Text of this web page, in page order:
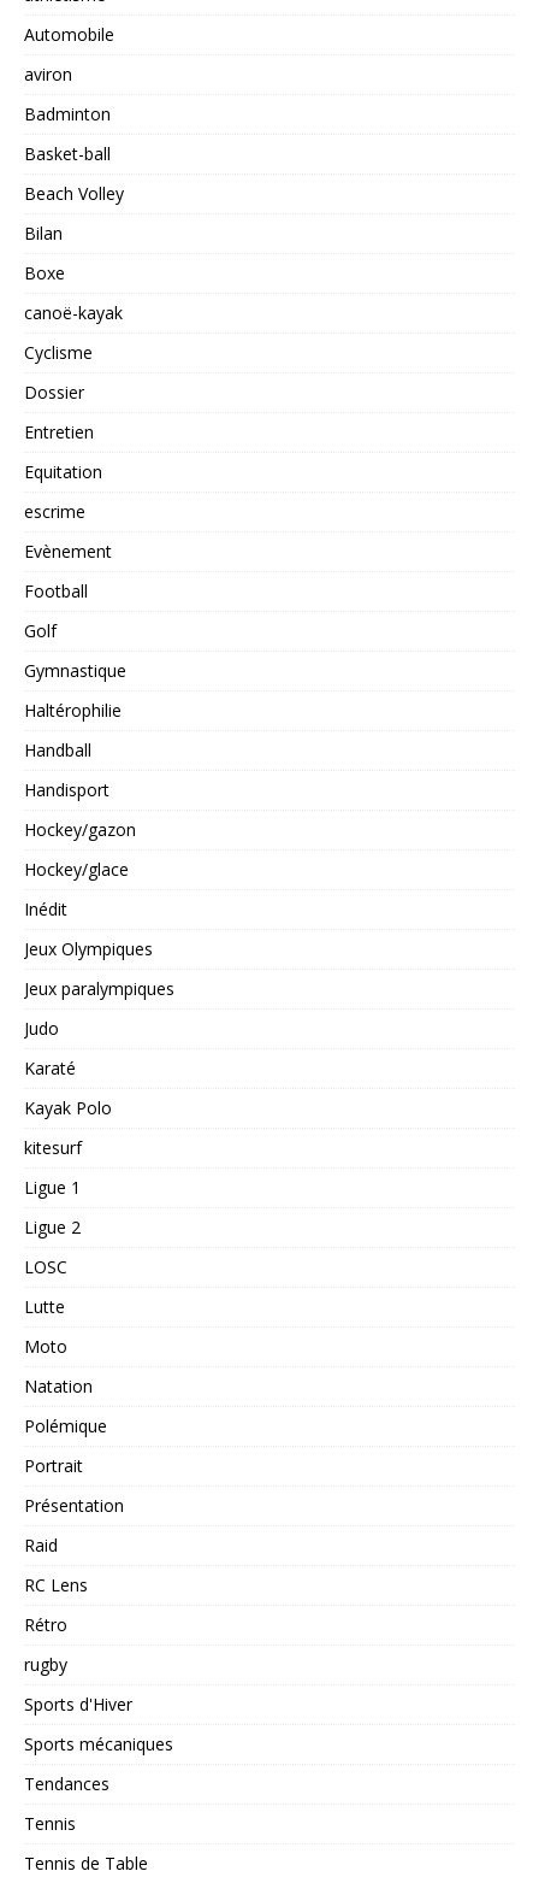
Automobile
aviron
Badminton
Basket-ball
Beach Volley
Bilan
Boxe
canoë-kayak
Cyclisme
Dossier
Entretien
Equitation
escrime
Evènement
Football
Golf
Gymnastique
Haltérophilie
Handball
Handisport
Hockey/gazon
Hockey/glace
Inédit
Jeux Olympiques
Jeux paralympiques
Judo
Karaté
Kayak Polo
kitesurf
Ligue 1
Ligue 2
LOSC
Lutte
Moto
Natation
Polémique
Portrait
Présentation
Raid
RC Lens
Rétro
rugby
Sports d'Hiver
Sports mécaniques
Tendances
Tennis
Tennis de Table